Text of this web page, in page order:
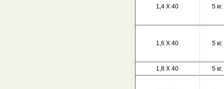
1,4 Х 40 5 кг.
1,6 Х 40 5 кг.
1,8 Х 40 5 кг.